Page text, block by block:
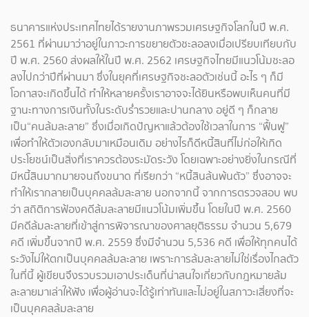
ธนาคารแห่งประเทศไทยได้รายงานภาพรวมเศรษฐกิจโลกในปี พ.ศ.
2561 ที่ผ่านมาว่าอยู่ในภาวะการขยายตัวชะลอลงเมื่อเปรียบเทียบกับ
ปี พ.ศ. 2560 ส่งผลให้ในปี พ.ศ. 2562 เศรษฐกิจไทยมีแนวโน้มชะลอ
ลงไปกว่าปีที่ผ่านมา ซึ่งในยุคที่เศรษฐกิจชะลอตัวเช่นนี้ อะไร ๆ ก็มี
โอกาสจะเกิดขึ้นได้ ทำให้หลายครั้งเราอาจจะได้ยินหรือพบเห็นคนที่มี
ฐานะทางการเงินทั้งในระดับร่ำรวยและปานกลาง อยู่ดี ๆ ก็กลาย
เป็น“คนล้มละลาย” ซึ่งเมื่อเกิดปัญหาแล้วต้องใช้เวลาในการ “ฟื้นฟู”
เพื่อทำให้ตัวเองกลับมาเหมือนเดิม อย่างไรก็ดีหนี้สินที่ไม่ก่อให้เกิด
ประโยชน์เป็นสิ่งที่เราควรต้องระมัดระวัง โดยเฉพาะอย่างยิ่งในกรณีที่
มีหนี้สินมากมายจนถึงขนาด ที่เรียกว่า “หนี้สินล้นพ้นตัว” ซึ่งอาจจะ
ทำให้เรากลายเป็นบุคคลล้มละลาย นอกจากนี้ จากการตรวจสอบ พบ
ว่า สถิติการฟ้องคดีล้มละลายมีแนวโน้มเพิ่มขึ้น โดยในปี พ.ศ. 2560
มีคดีล้มละลายที่เข้าสู่การพิจารณาของศาลยุติธรรม จำนวน 5,679
คดี เพิ่มขึ้นจากปี พ.ศ. 2559 ซึ่งมีจำนวน 5,536 คดี เพื่อให้ทุกคนได้
ระวังไม่ให้ตกเป็นบุคคลล้มละลาย เพราะการล้มละลายไม่ใช่เรื่องไกลตัว
ในที่นี้ ผู้เขียนจึงรวบรวมเอาประเด็นที่น่าสนใจเกี่ยวกับกฎหมายล้ม
ละลายมาเล่าให้ฟัง เพื่อผู้อ่านจะได้รู้เท่าทันและไม่อยู่ในสภาวะเสี่ยงที่จะ
เป็นบุคคลล้มละลาย